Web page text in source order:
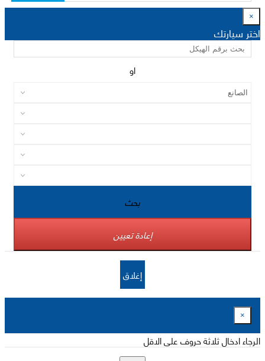
×
اختر سيارتك
او
بحث
إعادة تعيين
إغلاق
×
الرجاء ادخال ثلاثة حروف على الاقل